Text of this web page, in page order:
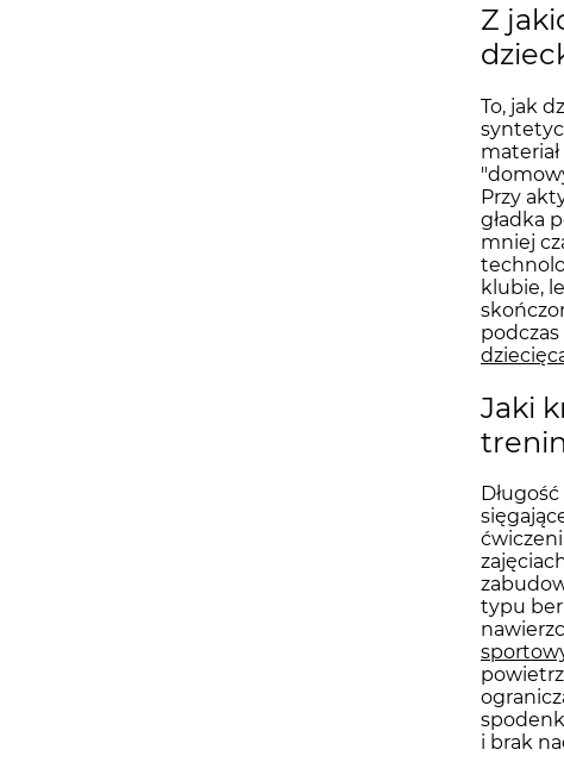
Z
To, jak
Przy
gładka
mniej
klubie,
Jaki
typu
i brak